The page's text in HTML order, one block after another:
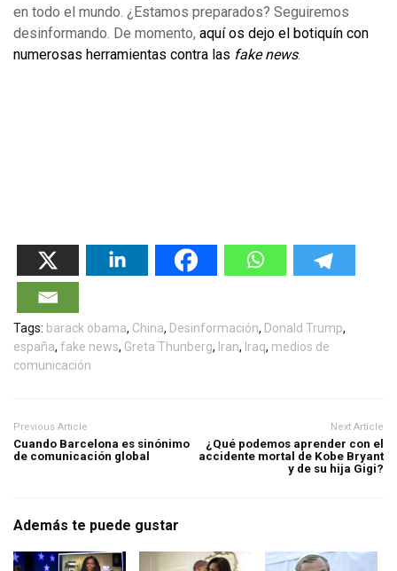
en todo el mundo. ¿Estamos preparados? Seguiremos
desinformando. De momento, aquí os dejo el botiquín con
numerosas herramientas contra las fake news.
Tags: barack obama, China, Desinformación, Donald Trump,
españa, fake news, Greta Thunberg, Iran, Iraq, medios de
comunicación
Previous Article
Cuando Barcelona es sinónimo
de comunicación global
Next Article
¿Qué podemos aprender con el
accidente mortal de Kobe Bryant
y de su hija Gigi?
Además te puede gustar